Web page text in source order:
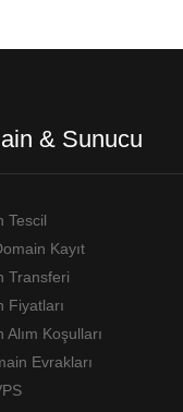
& Sunucu
Tescil
Kayıt
Transferi
Fiyatları
Alım Koşulları
Evrakları